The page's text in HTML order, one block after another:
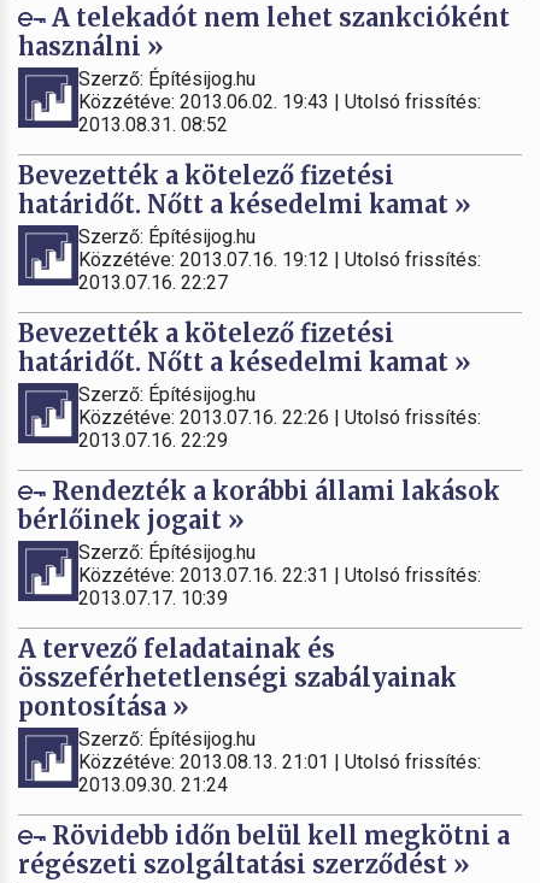
A telekadót nem lehet szankcióként
használni »
Szerző: Építésijog.hu
Közzétéve: 2013.06.02. 19:43 | Utolsó frissítés:
2013.08.31. 08:52
Bevezették a kötelező fizetési
határidőt. Nőtt a késedelmi kamat »
Szerző: Építésijog.hu
Közzétéve: 2013.07.16. 19:12 | Utolsó frissítés:
2013.07.16. 22:27
Bevezették a kötelező fizetési
határidőt. Nőtt a késedelmi kamat »
Szerző: Építésijog.hu
Közzétéve: 2013.07.16. 22:26 | Utolsó frissítés:
2013.07.16. 22:29
Rendezték a korábbi állami lakások
bérlőinek jogait »
Szerző: Építésijog.hu
Közzétéve: 2013.07.16. 22:31 | Utolsó frissítés:
2013.07.17. 10:39
A tervező feladatainak és
összeférhetetlenségi szabályainak
pontosítása »
Szerző: Építésijog.hu
Közzétéve: 2013.08.13. 21:01 | Utolsó frissítés:
2013.09.30. 21:24
Rövidebb időn belül kell megkötni a
régészeti szolgáltatási szerződést »